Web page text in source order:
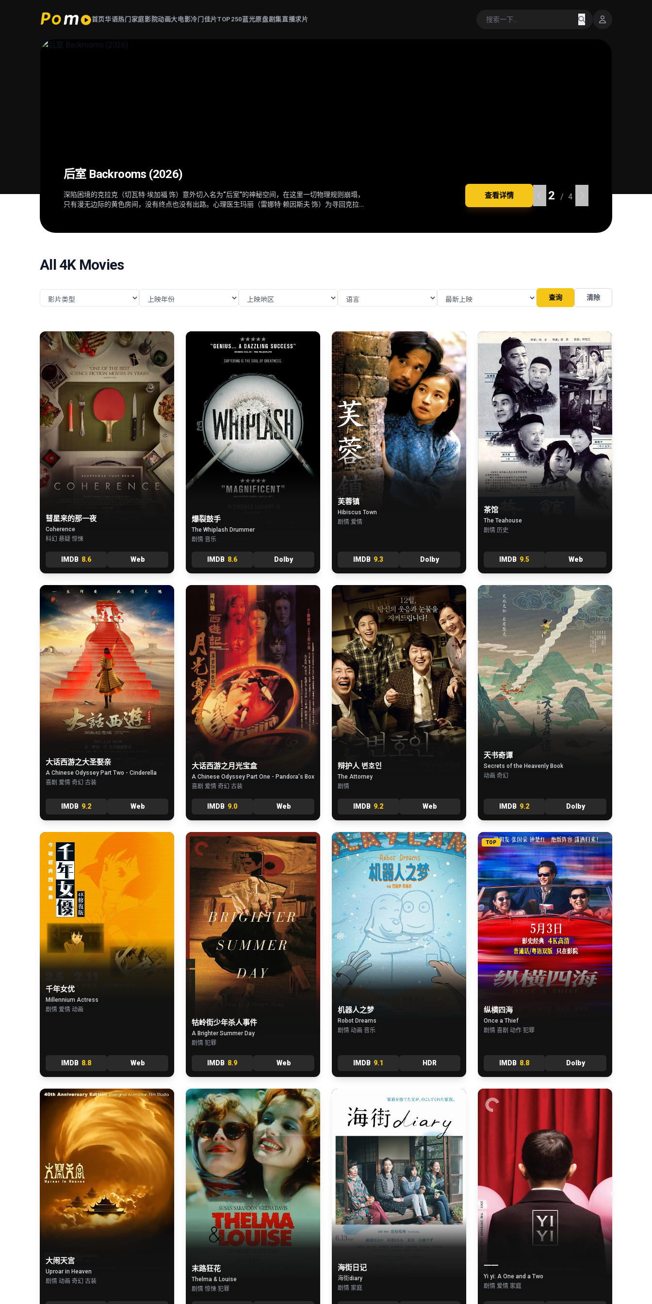
首页华语热门 家庭影院动画大电影冷门佳片TOP250蓝光原盘剧集直播求片
超级少女 Supergirl (2026)
当一位冷酷无情、突如其来的劲敌突袭家园，卡拉·佐-艾尔（米莉·阿尔柯克 饰）——也就是“超级少女”
——不得不与一位意想不到的同伴结盟，横跨星际，踏上一段交织复仇与正义的壮阔征途。
查看详情 3 / 4
后室 Backrooms (2026)
深陷困境的克拉克（切瓦特·埃加福 饰）意外切入名为“后室”的神秘空间，在这里一切物理规则崩塌，
只有漫无边际的黄色房间，没有终点也没有出路。心理医生玛丽（雷娜特·赖因斯夫 饰）为寻回克拉克
查看详情 3 / 4
火遮眼 (2025)
东南亚某处，失语维修工王伟（谢苗 饰）因女儿雨晴（杨恩又 饰）失踪觉醒猎杀本能。他联手寻妻记
者纳文（林科灯 饰）组成生死同盟，在连番血战中死斗黑暗组织打手大块头（黎唯 饰）与嗜血杀手阿
查看详情 3 / 4
(2026)
在秩序动荡的银河系，“最强奶爸”丁·贾伦（佩德罗·帕斯卡 饰）与“银河系萌娃”古古这对非血缘父子并
肩登场。冷峻坚毅的赏金猎人丁·贾伦身披贝斯卡钢甲，凭悍勇战力屡屡从围堵中突围；看似弱小的原
查看详情 3 / 4
All 4K Movies
查询 清除
彗星来的那一夜
Coherence
科幻 悬疑 惊悚
IMDB 8.6 Web
爆裂鼓手
The Whiplash Drummer
剧情 音乐
IMDB 8.6 Dolby
芙蓉镇
Hibiscus Town
剧情 爱情
IMDB 9.3 Dolby
茶馆
The Teahouse
剧情 历史
IMDB 9.5 Web
大话西游之大圣娶亲
A Chinese Odyssey Part Two - Cinderella
喜剧 爱情 奇幻 古装
IMDB 9.2 Web
大话西游之月光宝盒
A Chinese Odyssey Part One - Pandora's Box
喜剧 爱情 奇幻 古装
IMDB 9.0 Web
辩护人 변호인
The Attorney
剧情
IMDB 9.2 Web
天书奇谭
Secrets of the Heavenly Book
动画 奇幻
IMDB 9.2 Dolby
千年女优
Millennium Actress
剧情 爱情 动画
IMDB 8.8 Web
牯岭街少年杀人事件
A Brighter Summer Day
剧情 犯罪
IMDB 8.9 Web
机器人之梦
Robot Dreams
剧情 动画 音乐
IMDB 9.1 HDR
TOP
纵横四海
Once a Thief
剧情 喜剧 动作 犯罪
IMDB 8.8 Dolby
大闹天宫
Uproar in Heaven
剧情 动画 奇幻 古装
末路狂花
Thelma & Louise
剧情 惊悚 犯罪
海街日记
海街diary
剧情 家庭
一一
Yi yi: A One and a Two
剧情 爱情 家庭